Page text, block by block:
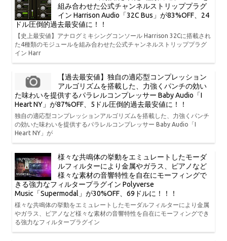
組み合わせた公式チャンネルストリッププラグ
イン Harrison Audio「32C Bus」が83%OFF、24
ドル圧倒的過去最安値に！！
【史上最安値】アナログミキシングコンソール Harrison 32Cに搭載され
た4種類のモジュールを組み合わせた公式チャンネルストリッププラグ
イン Harr
【過去最安値】独自の適応型コンプレッション
アルゴリズムを搭載した、力強くパンチの効い
た味わいを提供するパラレルコンプレッサー Baby Audio「I
Heart NY」が87%OFF、5ドル圧倒的過去最安値に！！
独自の適応型コンプレッションアルゴリズムを搭載した、力強くパンチ
の効いた味わいを提供するパラレルコンプレッサー Baby Audio「I
Heart NY」が
様々な共鳴体の挙動をエミュレートしたモーダ
ルフィルターにより金属やガラス、ピアノなど
様々な素材の音響特性を自在にモーフィングで
きる強力なフィルタープラグイン Polyverse
Music「Supermodal」が30%OFF、69ドルに！！！
様々な共鳴体の挙動をエミュレートしたモーダルフィルターにより金属
やガラス、ピアノなど様々な素材の音響特性を自在にモーフィングでき
る強力なフィルタープラグイン